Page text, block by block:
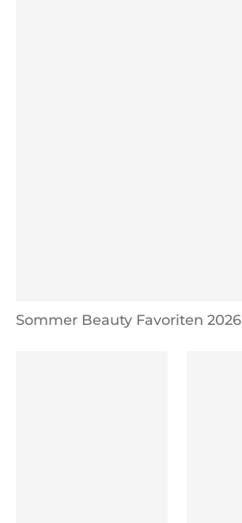
Sommer Beauty Favoriten 2026